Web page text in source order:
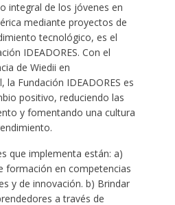
integral de los jóvenes en
mediante proyectos de
tecnológico, es el
IDEADORES. Con el
de Wiedii en
Fundación IDEADORES es
positivo, reduciendo las
y fomentando una cultura
que implementa están: a)
formación en competencias
y de innovación. b) Brindar
a través de